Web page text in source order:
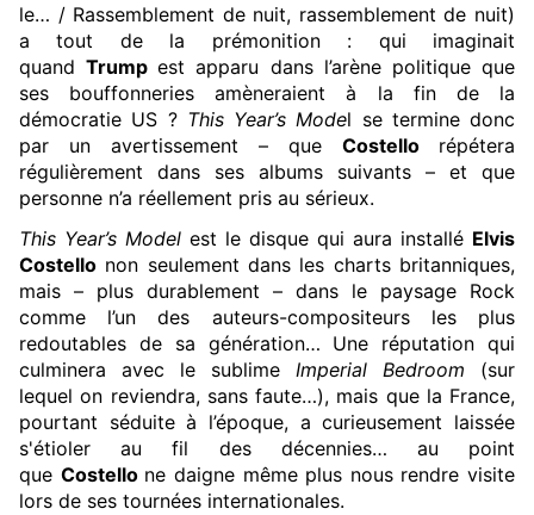
le… / Rassemblement de nuit, rassemblement de nuit)
a tout de la prémonition : qui imaginait
quand Trump est apparu dans l’arène politique que
ses bouffonneries amèneraient à la fin de la
démocratie US ? This Year’s Model se termine donc
par un avertissement – que
Costello
répétera
régulièrement dans ses albums suivants – et que
personne n’a réellement pris au sérieux.
This Year’s Model est le disque qui aura installé Elvis
Costello non seulement dans les charts britanniques,
mais – plus durablement – dans le paysage Rock
comme l’un des auteurs-compositeurs les plus
redoutables de sa génération… Une réputation qui
culminera avec le sublime
Imperial Bedroom
(sur
lequel on reviendra, sans faute…), mais que la France,
pourtant séduite à l’époque, a curieusement laissée
s'étioler au fil des décennies… au point
que Costello ne daigne même plus nous rendre visite
lors de ses tournées internationales.